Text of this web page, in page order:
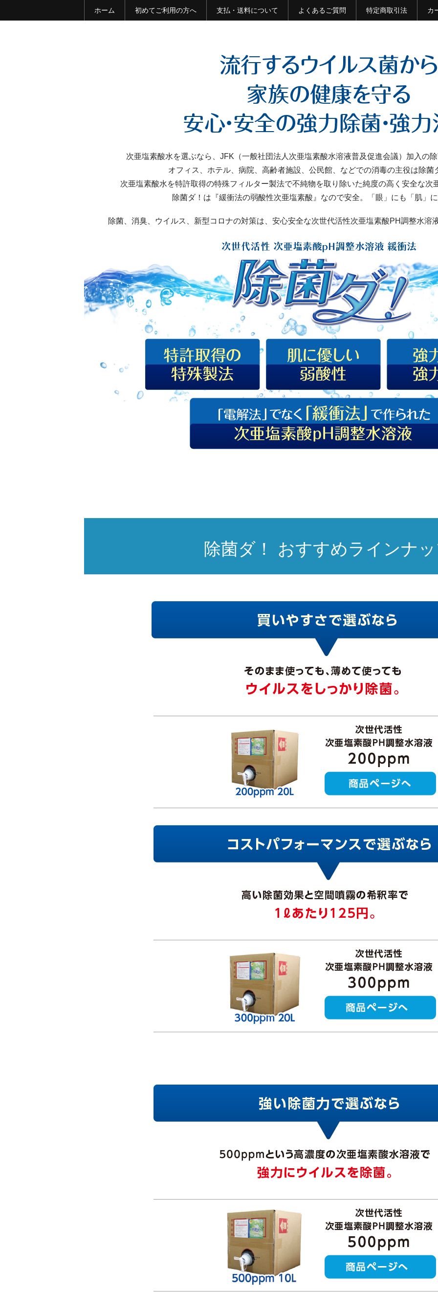
ホーム 初めてご利用の方へ 支払・送料について よくあるご質問 特定商取引法 カ
次亜塩素酸水を選ぶなら、JFK（一般社団法人次亜塩素酸水溶液普及促進会議）加入の
オフィス、ホテル、病院、高齢者施設、公民館、などでの消毒の主役は除菌
次亜塩素酸水を特許取得の特殊フィルター製法で不純物を取り除いた純度の高く安全な次
除菌ダ！は『緩衝法の弱酸性次亜塩素酸』なので安全。「眼」にも「肌」
除菌、消臭、ウイルス、新型コロナの対策は、安心安全な次世代活性次亜塩素酸PH調整水溶
除菌ダ！ おすすめラインナ